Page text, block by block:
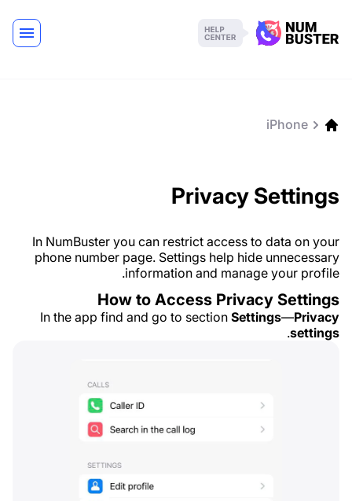
iPhone
Privacy Settings
In NumBuster you can restrict access to data on your
phone number page. Settings help hide unnecessary
information and manage your profile.
How to Access Privacy Settings
In the app find and go to section Settings—Privacy
settings
.